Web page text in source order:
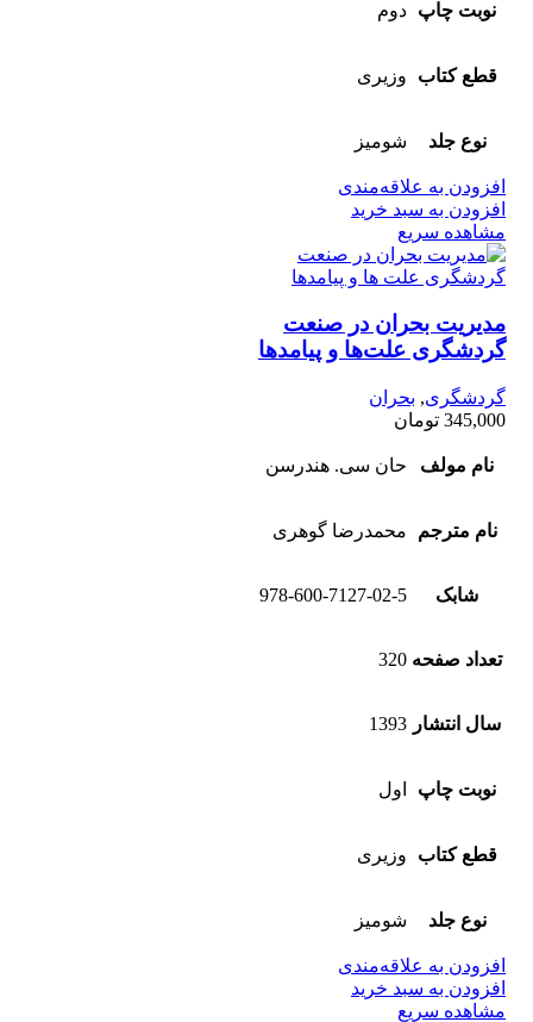
نوبت چاپ دوم
قطع کتاب وزیری
نوع جلد شومیز
افزودن به علاقه‌مندی
افزودن به سبد خرید
مشاهده سریع
مدیریت بحران در صنعت
گردشگری علت‌ها و پیامد‌ها
گردشگری, بحران
345,000 تومان
نام مولف حان سی. هندرسن
نام مترجم محمدرضا گوهری
شابک 978-600-7127-02-5
تعداد صفحه 320
سال انتشار 1393
نوبت چاپ اول
قطع کتاب وزیری
نوع جلد شومیز
افزودن به علاقه‌مندی
افزودن به سبد خرید
مشاهده سریع